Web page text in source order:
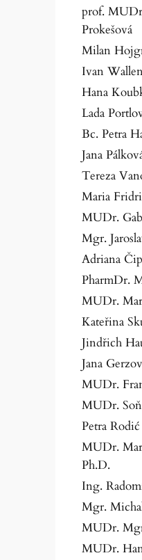
prof.
Prokešová
Milan
Ivan
Hana
Lada
Bc. Petra
Jana
Tereza
Maria
MUDr.
Mgr.
Adriana
PharmDr.
MUDr.
Kateřina
Jindřich
Jana
MUDr.
MUDr.
Petra Rodić
MUDr.
Ph.D.
Ing.
Mgr.
MUDr.
MUDr.